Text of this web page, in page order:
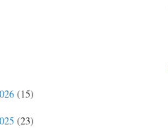
(15)
(23)